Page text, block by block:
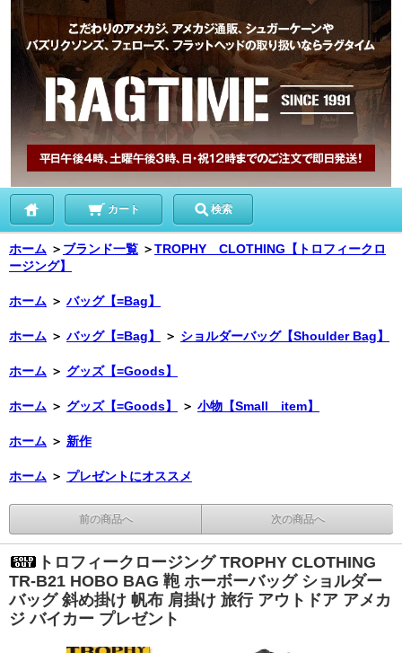
カート 検索
ホーム ＞ ブランド一覧 ＞TROPHY CLOTHING【トロフィークロ
ージング】
ホーム ＞ バッグ【=Bag】
ホーム ＞ バッグ【=Bag】 ＞ ショルダーバッグ【Shoulder Bag】
ホーム ＞ グッズ【=Goods】
ホーム ＞ グッズ【=Goods】 ＞ 小物【Small item】
ホーム ＞ 新作
ホーム ＞ プレゼントにオススメ
前の商品へ 次の商品へ
トロフィークロージング TROPHY CLOTHING
TR-B21 HOBO BAG 鞄 ホーボーバッグ ショルダー
バッグ 斜め掛け 帆布 肩掛け 旅行 アウトドア アメカ
ジ バイカー プレゼント